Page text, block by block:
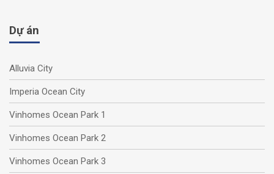
Dự án
Alluvia City
Imperia Ocean City
Vinhomes Ocean Park 1
Vinhomes Ocean Park 2
Vinhomes Ocean Park 3